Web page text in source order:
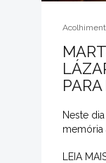
Neste
memória
LEIA